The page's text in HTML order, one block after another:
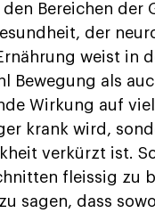
Bereichen der
der
weist in
Bewegung als
Wirkung auf
krank wird,
verkürzt ist.
fleissig zu
sagen, dass